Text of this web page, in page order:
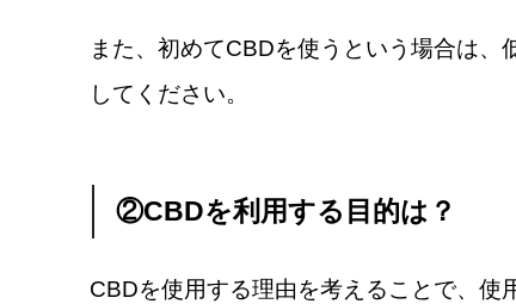
また、初めてCBDを使うという場合は
してください。
②CBDを利用する目的は？
CBDを使用する理由を考えることで、使